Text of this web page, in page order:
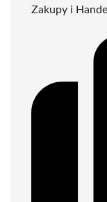
Zakupy i Handel